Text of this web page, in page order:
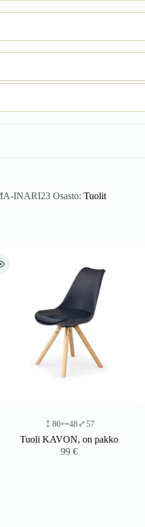
INARI23 Osasto: Tuolit
48 57
KAVON, on pakko